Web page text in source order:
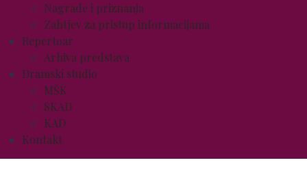
Nagrade i priznanja
Zahtjev za pristup informacijama
Repertoar
Arhiva predstava
Dramski studio
MŠK
SKAD
KAD
Kontakt